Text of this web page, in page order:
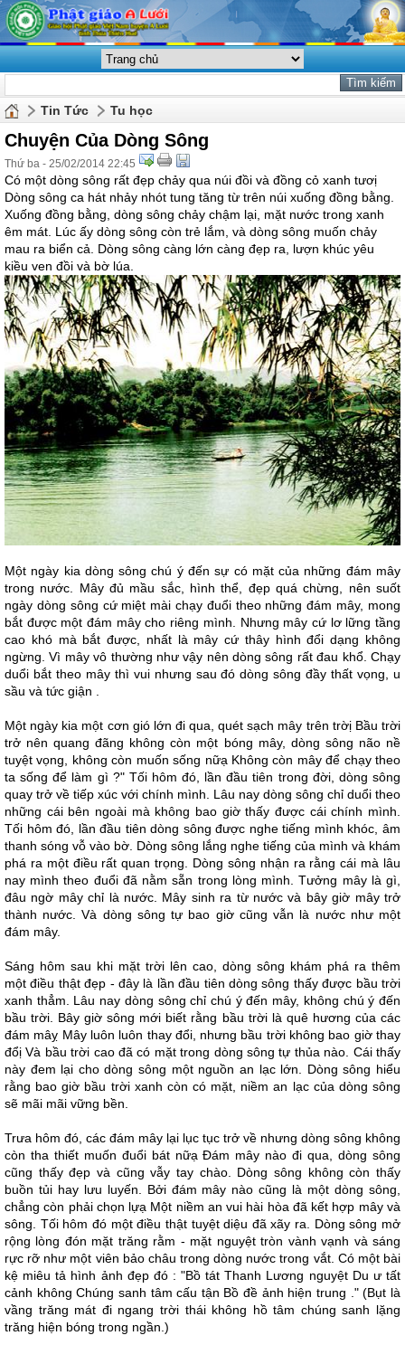
Tin Tức Tu học
Chuyện Của Dòng Sông
Thứ ba - 25/02/2014 22:45
Có một dòng sông rất đẹp chảy qua núi đồi và đồng cỏ xanh tươị
Dòng sông ca hát nhảy nhót tung tăng từ trên núi xuống đồng bằng.
Xuống đồng bằng, dòng sông chảy chậm lại, mặt nước trong xanh
êm mát. Lúc ấy dòng sông còn trẻ lắm, và dòng sông muốn chảy
mau ra biển cả. Dòng sông càng lớn càng đẹp ra, lượn khúc yêu
kiều ven đồi và bờ lúa.
Một ngày kia dòng sông chú ý đến sự có mặt của những đám mây
trong nước. Mây đủ mầu sắc, hình thể, đẹp quá chừng, nên suốt
ngày dòng sông cứ miệt mài chạy đuổi theo những đám mây, mong
bắt được một đám mây cho riêng mình. Nhưng mây cứ lơ lững tầng
cao khó mà bắt được, nhất là mây cứ thây hình đổi dạng không
ngừng. Vì mây vô thường như vậy nên dòng sông rất đau khổ. Chạy
duổi bắt theo mây thì vui nhưng sau đó dòng sông đầy thất vọng, u
sầu và tức giận .
Một ngày kia một cơn gió lớn đi qua, quét sạch mây trên trờị Bầu trời
trở nên quang đãng không còn một bóng mây, dòng sông não nề
tuyệt vọng, không còn muốn sống nữạ Không còn mây để chạy theo
ta sống để làm gì ?" Tối hôm đó, lần đầu tiên trong đời, dòng sông
quay trở về tiếp xúc với chính mình. Lâu nay dòng sông chỉ duổi theo
những cái bên ngoài mà không bao giờ thấy được cái chính mình.
Tối hôm đó, lần đầu tiên dòng sông được nghe tiếng mình khóc, âm
thanh sóng vỗ vào bờ. Dòng sông lắng nghe tiếng của mình và khám
phá ra một điều rất quan trọng. Dòng sông nhận ra rằng cái mà lâu
nay mình theo đuổi đã nằm sẵn trong lòng mình. Tưởng mây là gì,
đâu ngờ mây chỉ là nước. Mây sinh ra từ nước và bây giờ mây trở
thành nước. Và dòng sông tự bao giờ cũng vẫn là nước như một
đám mây.
Sáng hôm sau khi mặt trời lên cao, dòng sông khám phá ra thêm
một điều thật đẹp - đây là lần đầu tiên dòng sông thấy được bầu trời
xanh thẳm. Lâu nay dòng sông chỉ chú ý đến mây, không chú ý đến
bầu trời. Bây giờ sông mới biết rằng bầu trời là quê hương của các
đám mâỵ Mây luôn luôn thay đổi, nhưng bầu trời không bao giờ thay
đổị Và bầu trời cao đã có mặt trong dòng sông tự thủa nào. Cái thấy
này đem lại cho dòng sông một nguồn an lạc lớn. Dòng sông hiểu
rằng bao giờ bầu trời xanh còn có mặt, niềm an lạc của dòng sông
sẽ mãi mãi vững bền.
Trưa hôm đó, các đám mây lại lục tục trở về nhưng dòng sông không
còn tha thiết muốn đuổi bát nữạ Đám mây nào đi qua, dòng sông
cũng thấy đẹp và cũng vẫy tay chào. Dòng sông không còn thấy
buồn tủi hay lưu luyến. Bởi đám mây nào cũng là một dòng sông,
chẳng còn phải chọn lựạ Một niềm an vui hài hòa đã kết hợp mây và
sông. Tối hôm đó một điều thật tuyệt diệu đã xãy ra. Dòng sông mở
rộng lòng đón mặt trăng rằm - mặt nguyệt tròn vành vạnh và sáng
rực rỡ như một viên bảo châu trong dòng nước trong vắt. Có một bài
kệ miêu tả hình ảnh đẹp đó : "Bồ tát Thanh Lương nguyệt Du ư tất
cảnh không Chúng sanh tâm cấu tận Bồ đề ảnh hiện trung ." (Bụt là
vầng trăng mát đi ngang trời thái không hồ tâm chúng sanh lặng
trăng hiện bóng trong ngần.)